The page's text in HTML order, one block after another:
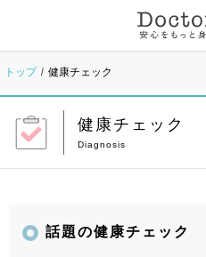
トップ 健康チェック
健康チェック
話題の健康チェック